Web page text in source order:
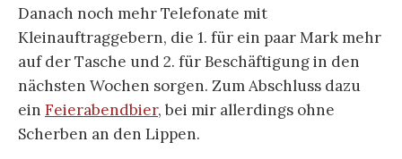
Danach noch mehr Telefonate mit
Kleinauftraggebern, die 1. für ein paar Mark mehr
auf der Tasche und 2. für Beschäftigung in den
nächsten Wochen sorgen. Zum Abschluss dazu
ein Feierabendbier, bei mir allerdings ohne
Scherben an den Lippen.